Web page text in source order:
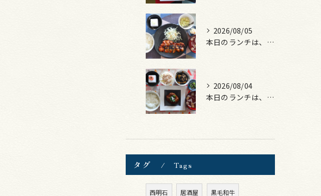
2026/08/05
本日のランチは、ロース豚カツ梅はさみ！
2026/08/04
本日のランチは、煮込みハンバーグ！
タグ Tags
西明石 居酒屋 黒毛和牛